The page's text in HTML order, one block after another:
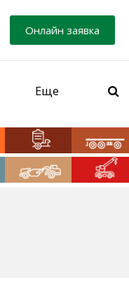
Онлайн заявка
Еще